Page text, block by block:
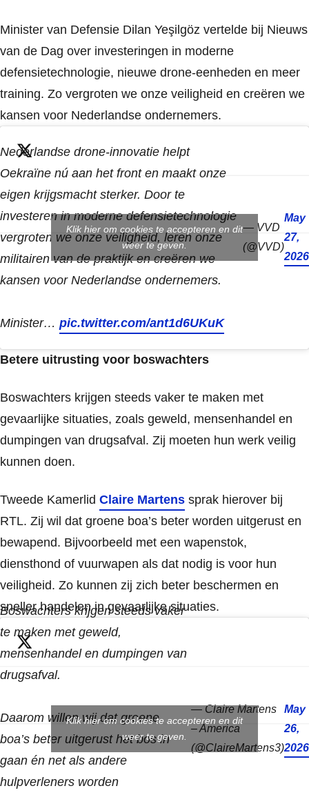
Minister van Defensie Dilan Yeşilgöz vertelde bij Nieuws
van de Dag over investeringen in moderne
defensietechnologie, nieuwe drone-eenheden en meer
training. Zo vergroten we onze veiligheid en creëren we
kansen voor Nederlandse ondernemers.
Nederlandse drone-innovatie helpt
Oekraïne nú aan het front en maakt onze
eigen krijgsmacht sterker. Door te
investeren in moderne defensietechnologie
vergroten we onze veiligheid, leren onze
militairen van de praktijk en creëren we
kansen voor Nederlandse ondernemers.
Minister… pic.twitter.com/ant1d6UKuK
— VVD
(@VVD)
May
27,
2026
Klik hier om cookies te accepteren en dit
weer te geven.
Betere uitrusting voor boswachters
Boswachters krijgen steeds vaker te maken met
gevaarlijke situaties, zoals geweld, mensenhandel en
dumpingen van drugsafval. Zij moeten hun werk veilig
kunnen doen.
Tweede Kamerlid Claire Martens sprak hierover bij
RTL. Zij wil dat groene boa’s beter worden uitgerust en
bewapend. Bijvoorbeeld met een wapenstok,
diensthond of vuurwapen als dat nodig is voor hun
veiligheid. Zo kunnen zij zich beter beschermen en
sneller handelen in gevaarlijke situaties.
Boswachters krijgen steeds vaker
te maken met geweld,
mensenhandel en dumpingen van
drugsafval.
Daarom willen wij dat groene
boa’s beter uitgerust het bos in
gaan én net als andere
hulpverleners worden
— Claire Martens
– America
(@ClaireMartens3)
May
26,
2026
Klik hier om cookies te accepteren en dit
weer te geven.